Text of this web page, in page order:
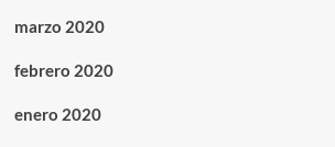
marzo 2020
febrero 2020
enero 2020